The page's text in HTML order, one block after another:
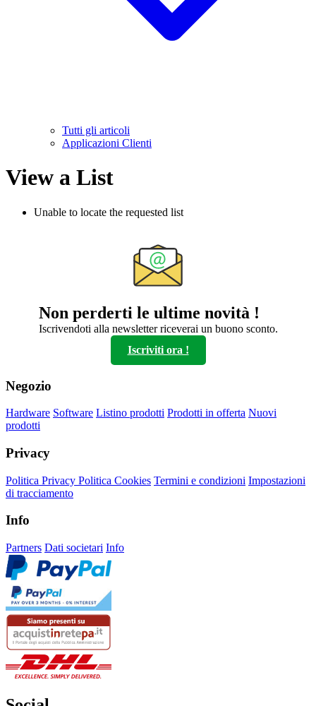
Tutti gli articoli
Applicazioni Clienti
View a List
Unable to locate the requested list
Non perderti le ultime novità !
Iscrivendoti alla newsletter riceverai un buono sconto.
Iscriviti ora !
Negozio
Hardware Software Listino prodotti Prodotti in offerta Nuovi
prodotti
Privacy
Politica Privacy Politica Cookies Termini e condizioni Impostazioni
di tracciamento
Info
Partners Dati societari Info